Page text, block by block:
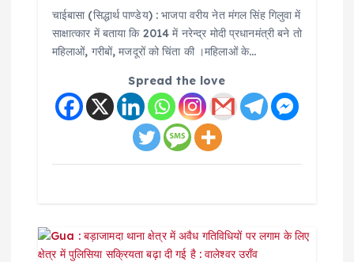
चाईबासा (सिद्धार्थ पाण्डेय) : भाजपा वरीय नेत मंगल सिंह गिलुवा में
साक्षात्कार में बताया कि 2014 में नरेन्द्र मोदी प्रधानमंत्री बने तो
महिलाओं, गरीबों, मजदूरों को चिंता की ।महिलाओं के…
Spread the love